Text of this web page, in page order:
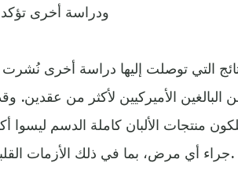
ودراسة أخرى تؤكد
التي توصلت إليها دراسة أخرى
فيها أكثر من 2900 من البالغين الأميركيين لأكثر
منتجات الألبان كاملة الدسم ليسوا
جراء أي مرض، بما في ذلك الأزمات القلبية، من أي شخص آخر.